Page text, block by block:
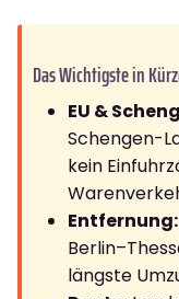
Das Wichtigste in
EU &
Schengen-
kein
Entfernung:
längste